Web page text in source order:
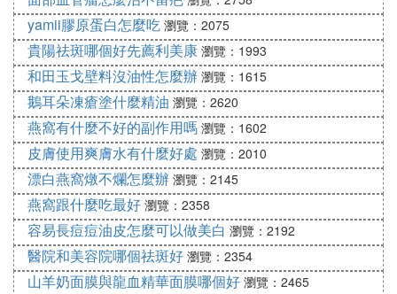
幼嫩潤澤。
嬰幼兒保濕潤膚面霜用什麼牌子的好一些、哪個牌子
最好
到了冬季，寶媽除了會給自家寶寶購冬衣外，還會選
購一些皮膚護理用品，比如嬰幼兒保濕面霜。選購面
霜，家長一般會注重面霜的效果、安全性或品牌，但
面對著市面上琳琅滿目的寶寶面霜品牌，有不少家長
表示頭痛，不知如何選擇。那麼，嬰幼兒保濕潤膚面
霜用什麼牌子的好一些、哪個牌子最好呢？
寶寶的皮膚屏障功能比較弱，易受外來不良因素的影
響，容易出現各種皮膚問題。在冬季，嬰幼兒最常見
的皮膚問題應該是乾燥起皮、泛紅敏感了，這時候許
yamii膠原蛋白怎麼吃 瀏覽：2075
貴陽祛斑哪個好先薦利美康 瀏覽：1993
和田玉戈壁料沒油性怎麼辦 瀏覽：1615
鵝耳朵凍瘡塗什麼精油 瀏覽：2620
燕窩有什麼不好的副作用嗎 瀏覽：1602
皮膚使用爽膚水有什麼好處 瀏覽：2010
漂白燕窩燉不爛怎麼辦 瀏覽：2145
燕窩跟什麼吃最好 瀏覽：2358
容易長痘痘油皮怎麼可以做美白 瀏覽：2192
醫院和美容院哪個祛斑好 瀏覽：2354
山羊奶面膜與龍血精華面膜哪個好 瀏覽：2465